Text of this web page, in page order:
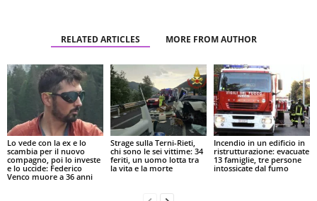
RELATED ARTICLES MORE FROM AUTHOR
Lo vede con la ex e lo
scambia per il nuovo
compagno, poi lo investe
e lo uccide: Federico
Venco muore a 36 anni
Strage sulla Terni-Rieti,
chi sono le sei vittime: 34
feriti, un uomo lotta tra
la vita e la morte
Incendio in un edificio in
ristrutturazione: evacuate
13 famiglie, tre persone
intossicate dal fumo